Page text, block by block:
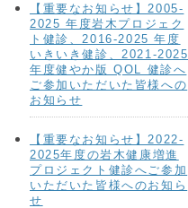
【重要なお知らせ】2005-
2025 年度岩木プロジェク
ト健診、2016-2025 年度
いきいき健診、2021-2025
年度健やか版 QOL 健診へ
ご参加いただいた皆様への
お知らせ
【重要なお知らせ】2022-
2025年度の岩木健康増進
プロジェクト健診へご参加
いただいた皆様へのお知ら
せ